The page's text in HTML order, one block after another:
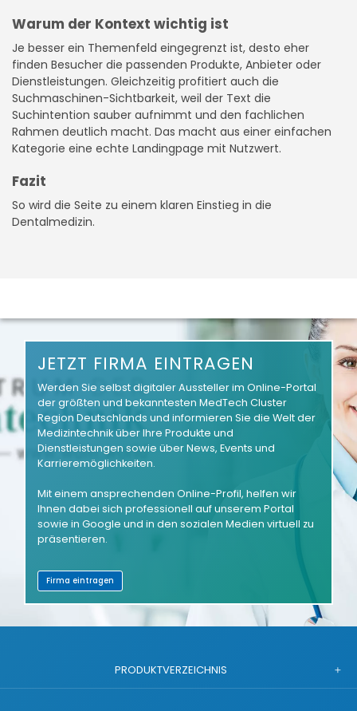
Warum der Kontext wichtig ist
Je besser ein Themenfeld eingegrenzt ist, desto eher
finden Besucher die passenden Produkte, Anbieter oder
Dienstleistungen. Gleichzeitig profitiert auch die
Suchmaschinen-Sichtbarkeit, weil der Text die
Suchintention sauber aufnimmt und den fachlichen
Rahmen deutlich macht. Das macht aus einer einfachen
Kategorie eine echte Landingpage mit Nutzwert.
Fazit
So wird die Seite zu einem klaren Einstieg in die
Dentalmedizin.
JETZT FIRMA EINTRAGEN
Werden Sie selbst digitaler Aussteller im Online-Portal
der größten und bekanntesten MedTech Cluster
Region Deutschlands und informieren Sie die Welt der
Medizintechnik über Ihre Produkte und
Dienstleistungen sowie über News, Events und
Karrieremöglichkeiten.
Mit einem ansprechenden Online-Profil, helfen wir
Ihnen dabei sich professionell auf unserem Portal
sowie in Google und in den sozialen Medien virtuell zu
präsentieren.
Firma eintragen
PRODUKTVERZEICHNIS